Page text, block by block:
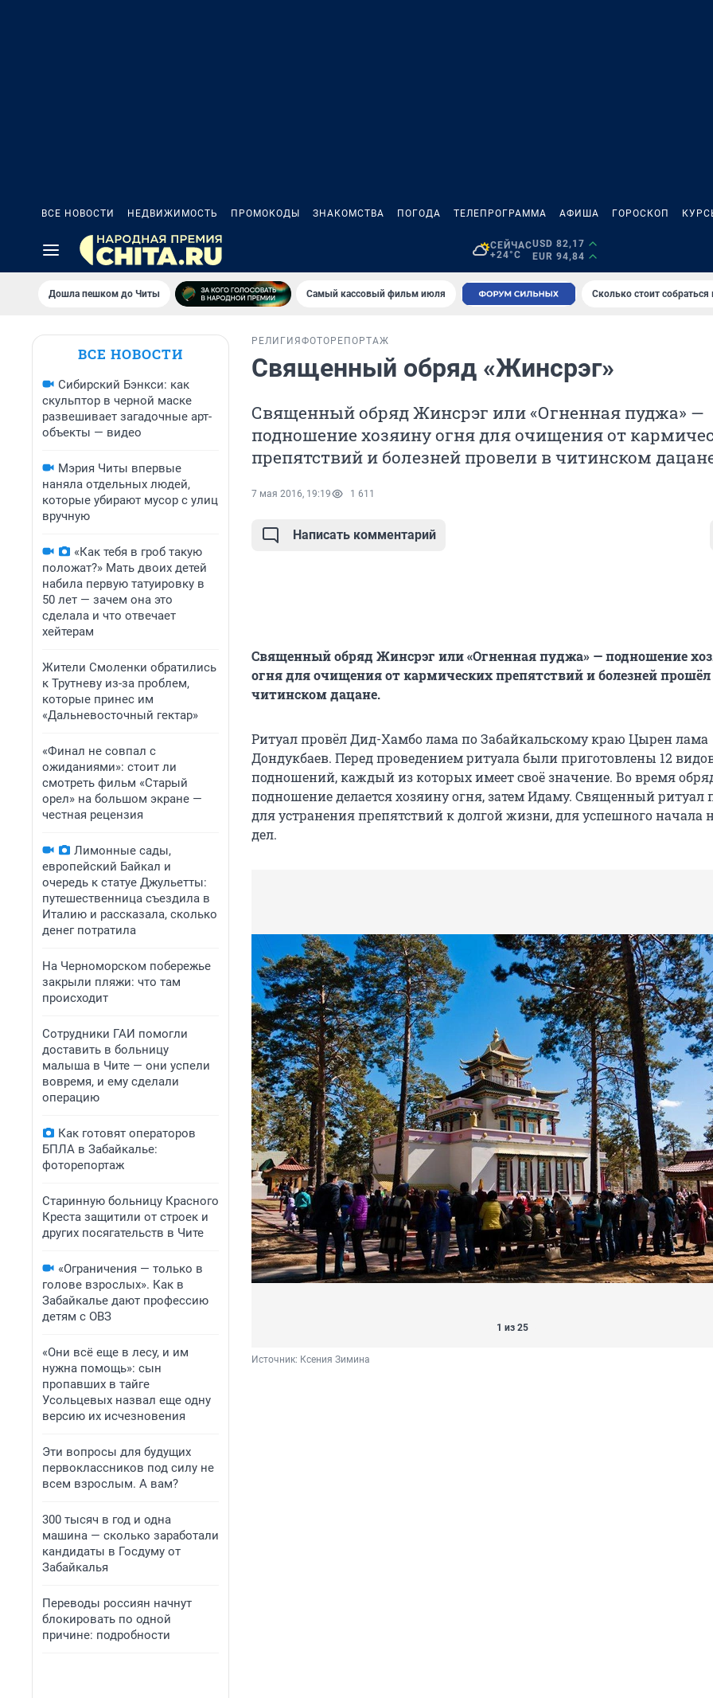
ВСЕ НОВОСТИ НЕДВИЖИМОСТЬ ПРОМОКОДЫ ЗНАКОМСТВА ПОГОДА ТЕЛЕПРОГРАММА АФИША ГОРОСКОП
СЕЙЧАС
+24°C
USD 82,17
EUR 94,84
Дошла пешком до Читы Самый кассовый фильм июля Сколько стоит
ВСЕ НОВОСТИ
Сибирский Бэнкси: как
скульптор в черной маске
развешивает загадочные арт-
объекты — видео
Мэрия Читы впервые
наняла отдельных людей,
которые убирают мусор с улиц
вручную
«Как тебя в гроб такую
положат?» Мать двоих детей
набила первую татуировку в
50 лет — зачем она это
сделала и что отвечает
хейтерам
Жители Смоленки обратились
к Трутневу из-за проблем,
которые принес им
«Дальневосточный гектар»
«Финал не совпал с
ожиданиями»: стоит ли
смотреть фильм «Старый
орел» на большом экране —
честная рецензия
Лимонные сады,
европейский Байкал и
очередь к статуе Джульетты:
путешественница съездила в
Италию и рассказала, сколько
денег потратила
На Черноморском побережье
закрыли пляжи: что там
происходит
Сотрудники ГАИ помогли
доставить в больницу
малыша в Чите — они успели
вовремя, и ему сделали
операцию
Как готовят операторов
БПЛА в Забайкалье:
фоторепортаж
Старинную больницу Красного
Креста защитили от строек и
других посягательств в Чите
«Ограничения — только в
голове взрослых». Как в
Забайкалье дают профессию
детям с ОВЗ
«Они всё еще в лесу, и им
нужна помощь»: сын
пропавших в тайге
Усольцевых назвал еще одну
версию их исчезновения
Эти вопросы для будущих
первоклассников под силу не
всем взрослым. А вам?
300 тысяч в год и одна
машина — сколько заработали
кандидаты в Госдуму от
Забайкалья
Переводы россиян начнут
блокировать по одной
причине: подробности
РЕЛИГИЯ ФОТОРЕПОРТАЖ
Священный обряд «Жинсрэг»
Священный обряд Жинсрэг или «Огненная пуджа» —
подношение хозяину огня для очищения от
препятствий и болезней провели в читинском
7 мая 2016, 19:19 1 611
Написать комментарий
Священный обряд Жинсрэг или «Огненная пуджа» — подношение
огня для очищения от кармических препятствий и болезней прошёл
читинском дацане.
Ритуал провёл Дид-Хамбо лама по Забайкальскому краю Цырен лама
Дондукбаев. Перед проведением ритуала были приготовлены 12
подношений, каждый из которых имеет своё значение. Во время
подношение делается хозяину огня, затем Идаму. Священный ритуал
для устранения препятствий к долгой жизни, для успешного начала
дел.
1 из 25
Источник: Ксения Зимина